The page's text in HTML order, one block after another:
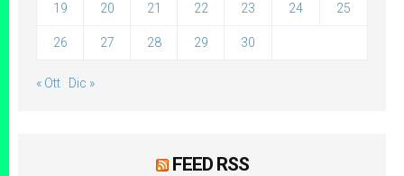
19 20 21 22 23 24 25
26 27 28 29 30
« Ott Dic »
FEED RSS